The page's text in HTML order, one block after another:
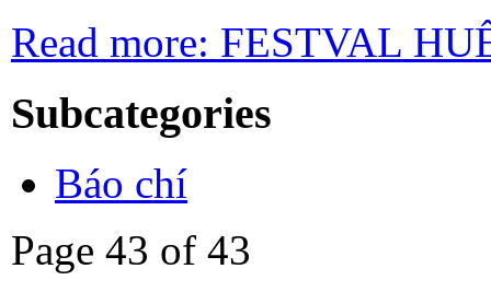
Read more: FESTVAL
Subcategories
Báo chí
Page 43 of 43